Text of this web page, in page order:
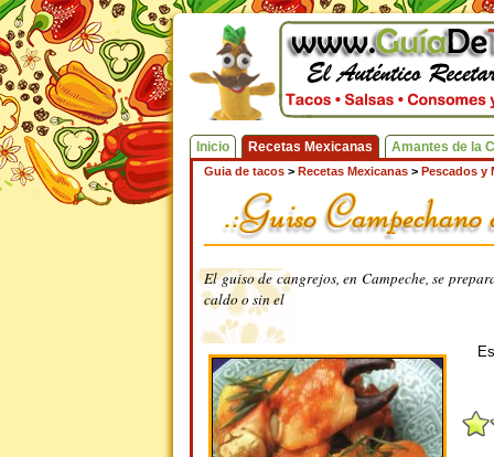
Inicio Recetas Mexicanas Amantes de la
Guia de tacos > Recetas Mexicanas > Pescados y
El guiso de cangrejos, en Campeche, se
caldo o sin el